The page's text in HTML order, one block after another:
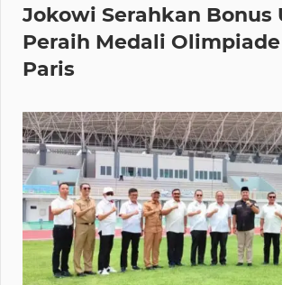
Jokowi Serahkan Bonus
Peraih Medali
Paris